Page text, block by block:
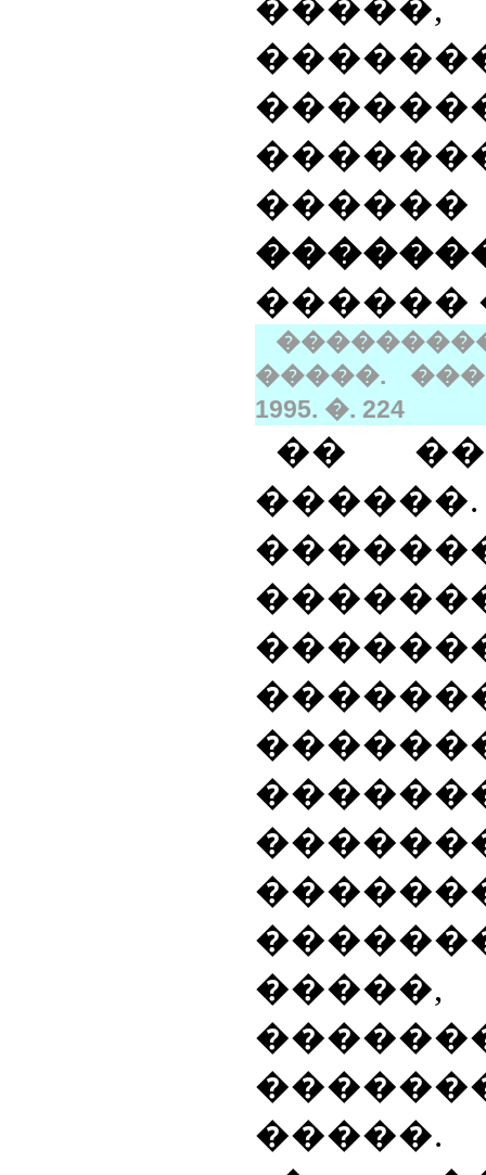
������
�����.
1995. �. 224
��
�����,
�����.